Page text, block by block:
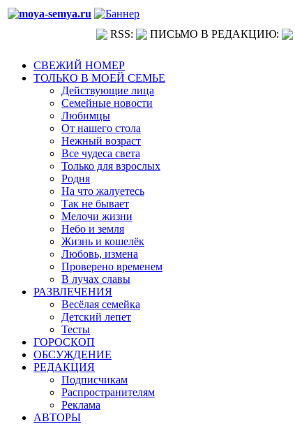
RSS: ПИСЬМО В РЕДАКЦИЮ:
СВЕЖИЙ НОМЕР
ТОЛЬКО В МОЕЙ СЕМЬЕ
Действующие лица
Семейные новости
Любимцы
От нашего стола
Нежный возраст
Все чудеса света
Только для взрослых
Родня
На что жалуетесь
Так не бывает
Мелочи жизни
Небо и земля
Жизнь и кошелёк
Любовь, измена
Проверено временем
В лучах славы
РАЗВЛЕЧЕНИЯ
Весёлая семейка
Детский лепет
Тесты
ГОРОСКОП
ОБСУЖДЕНИЕ
РЕДАКЦИЯ
Подписчикам
Распространителям
Реклама
АВТОРЫ